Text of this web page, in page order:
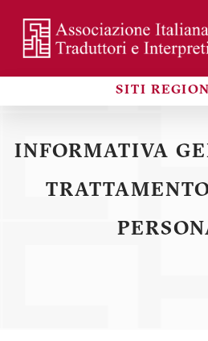
contenuto
principale
Sezioni
SITI
INFORMATIVA